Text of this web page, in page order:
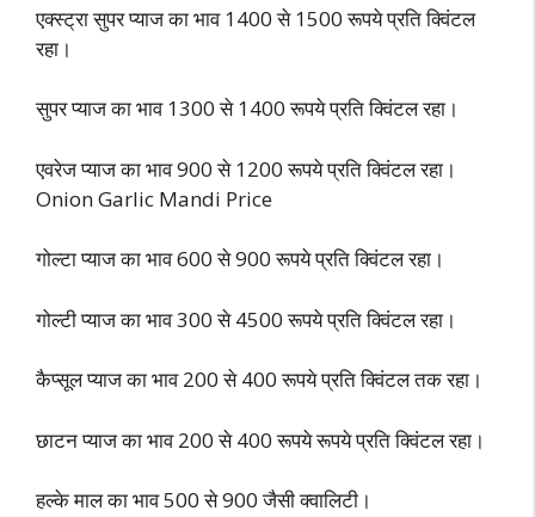
एक्स्ट्रा सुपर प्याज का भाव 1400 से 1500 रूपये प्रति क्विंटल
रहा।
सुपर प्याज का भाव 1300 से 1400 रूपये प्रति क्विंटल रहा।
एवरेज प्याज का भाव 900 से 1200 रूपये प्रति क्विंटल रहा।
Onion Garlic Mandi Price
गोल्टा प्याज का भाव 600 से 900 रूपये प्रति क्विंटल रहा।
गोल्टी प्याज का भाव 300 से 4500 रूपये प्रति क्विंटल रहा।
कैप्सूल प्याज का भाव 200 से 400 रूपये प्रति क्विंटल तक रहा।
छाटन प्याज का भाव 200 से 400 रूपये रूपये प्रति क्विंटल रहा।
हल्के माल का भाव 500 से 900 जैसी क्वालिटी।